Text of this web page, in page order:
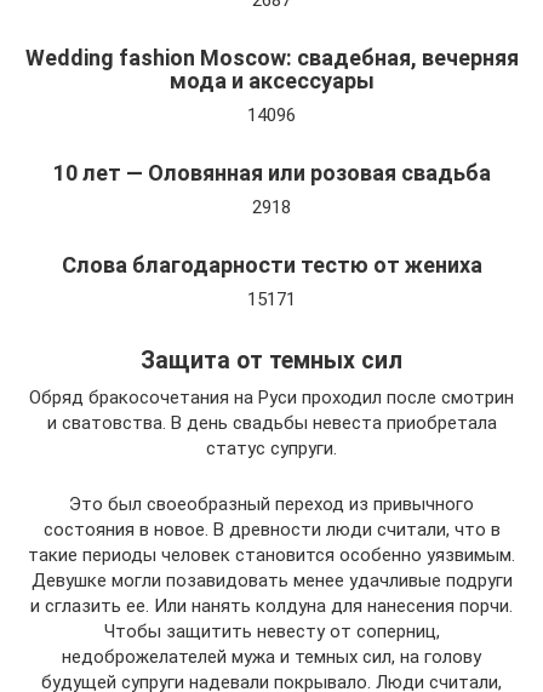
Wedding fashion Moscow: свадебная, вечерняя
мода и аксессуары
14096
10 лет — Оловянная или розовая свадьба
2918
Слова благодарности тестю от жениха
15171
Защита от темных сил
Обряд бракосочетания на Руси проходил после смотрин
и сватовства. В день свадьбы невеста приобретала
статус супруги.
Это был своеобразный переход из привычного
состояния в новое. В древности люди считали, что в
такие периоды человек становится особенно уязвимым.
Девушке могли позавидовать менее удачливые подруги
и сглазить ее. Или нанять колдуна для нанесения порчи.
Чтобы защитить невесту от соперниц,
недоброжелателей мужа и темных сил, на голову
будущей супруги надевали покрывало. Люди считали,